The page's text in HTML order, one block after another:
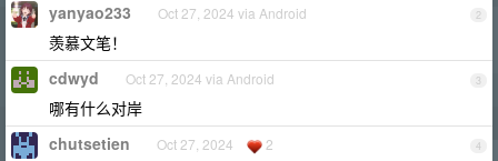
2
yanyao233 Oct 27, 2024 via Android
羡慕文笔！
3
cdwyd Oct 27, 2024 via Android
哪有什么对岸
4
chutsetien Oct 27, 2024 2